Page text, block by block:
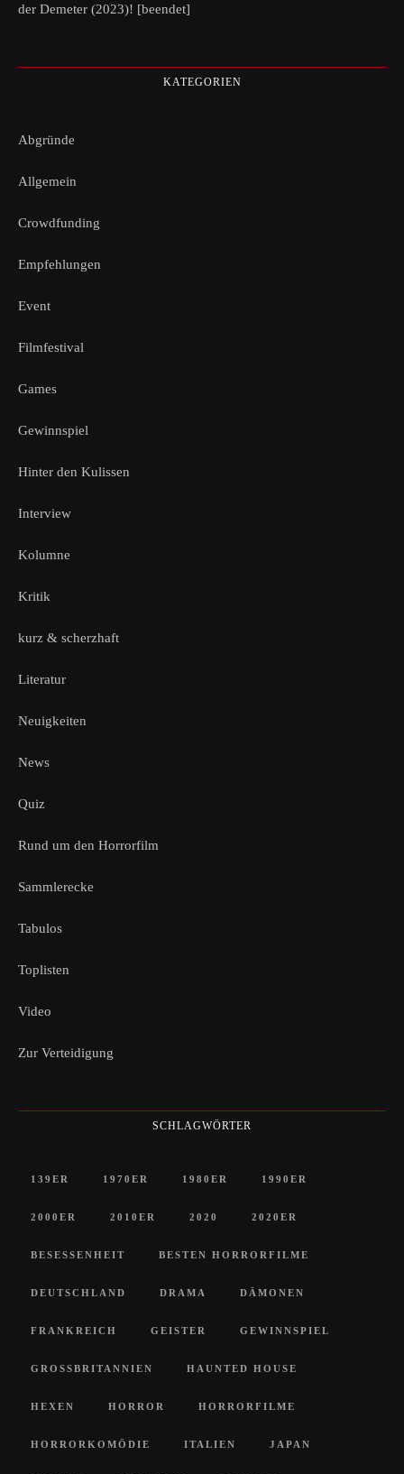
der Demeter (2023)! [beendet]
KATEGORIEN
Abgründe
Allgemein
Crowdfunding
Empfehlungen
Event
Filmfestival
Games
Gewinnspiel
Hinter den Kulissen
Interview
Kolumne
Kritik
kurz & scherzhaft
Literatur
Neuigkeiten
News
Quiz
Rund um den Horrorfilm
Sammlerecke
Tabulos
Toplisten
Video
Zur Verteidigung
SCHLAGWÖRTER
139ER 1970ER 1980ER 1990ER
2000ER 2010ER 2020 2020ER
BESESSENHEIT BESTEN HORRORFILME
DEUTSCHLAND DRAMA DÄMONEN
FRANKREICH GEISTER GEWINNSPIEL
GROSSBRITANNIEN HAUNTED HOUSE
HEXEN HORROR HORRORFILME
HORRORKOMÖDIE ITALIEN JAPAN